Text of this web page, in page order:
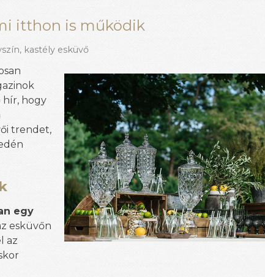
itthon is működik
, kastély esküvő
hír, hogy
trendet,
egy
esküvőn
az